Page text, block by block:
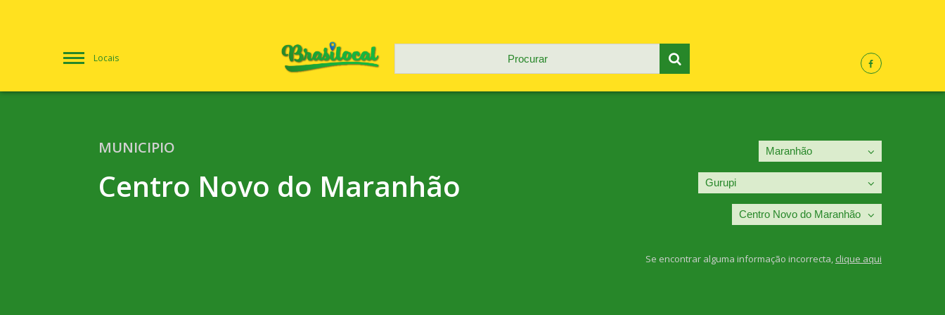
Locais
MUNICIPIO
Centro Novo do Maranhão
Se encontrar alguma informação incorrecta, clique aqui